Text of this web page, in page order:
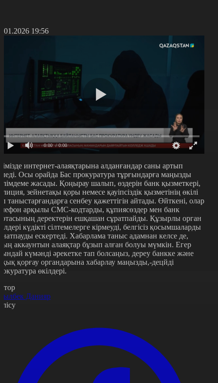
19:56
0:00 / 0:00
интернет-алаяқтарына алданғандар саны артып
Осы орайда Бас прокуратура тұрғындарға маңызды
жасады. Қоңырау шалып, өздерін банк қызметкері,
зейнетақы қоры немесе қауіпсіздік қызметінің өкілі
таныстарғандарға сенбеу қажеттігін айтады. Өйткені, олар
арқылы СМС-кодтарды, құпиясөздер мен банк
деректерін ешқашан сұратпайды. Құзырлы орган
күдікті сілтемелерге кірмеуді, белгісіз қосымшаларды
ескертеді. Хабарлама таныс адамнан келсе де,
аккаунтын алаяқтар бұзып алған болуы мүмкін. Егер
күмәнді әрекетке тап болсаңыз, дереу банкке және
қорғау органдарына хабарлау маңызды,-децйді
өкілдері.
Данияр